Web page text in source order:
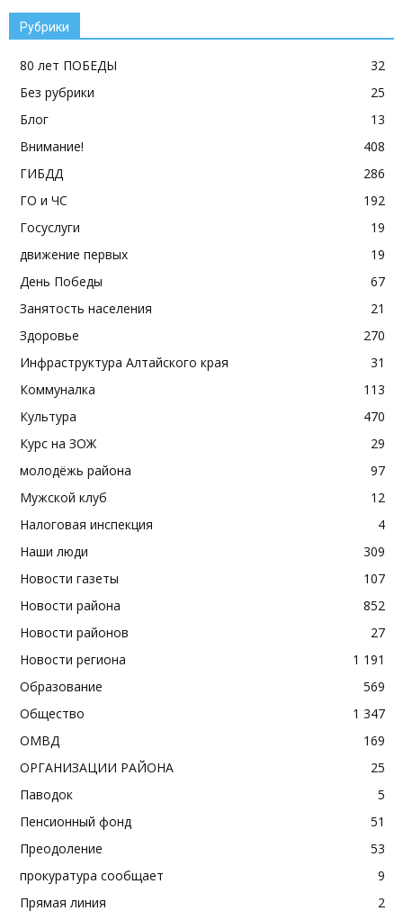
Рубрики
80 лет ПОБЕДЫ
32
Без рубрики
25
Блог
13
Внимание!
408
ГИБДД
286
ГО и ЧС
192
Госуслуги
19
движение первых
19
День Победы
67
Занятость населения
21
Здоровье
270
Инфраструктура Алтайского края
31
Коммуналка
113
Культура
470
Курс на ЗОЖ
29
молодёжь района
97
Мужской клуб
12
Налоговая инспекция
4
Наши люди
309
Новости газеты
107
Новости района
852
Новости районов
27
Новости региона
1 191
Образование
569
Общество
1 347
ОМВД
169
ОРГАНИЗАЦИИ РАЙОНА
25
Паводок
5
Пенсионный фонд
51
Преодоление
53
прокуратура сообщает
9
Прямая линия
2